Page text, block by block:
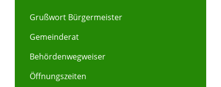
Grußwort Bürgermeister
Gemeinderat
Behördenwegweiser
Öffnungszeiten